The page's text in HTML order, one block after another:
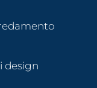
design